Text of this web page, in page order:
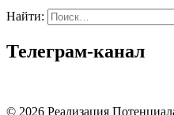
Найти:
Телеграм-канал
© 2026 Реализация